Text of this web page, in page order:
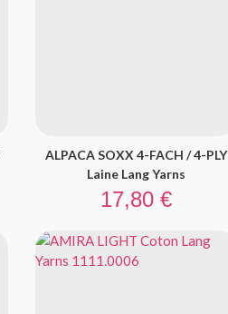
ALPACA SOXX 4-FACH / 4-PLY
Laine Lang Yarns
Prix
17,80 €